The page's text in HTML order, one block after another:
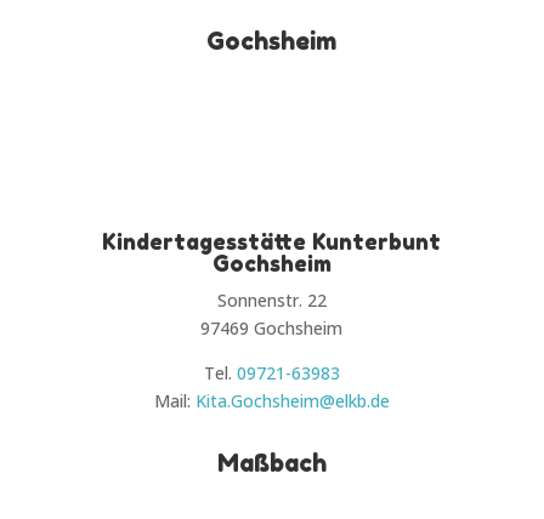
Gochsheim
Kindertagesstätte Kunterbunt
Gochsheim
Sonnenstr. 22
97469 Gochsheim
Tel. 09721-63983
Mail: Kita.Gochsheim@elkb.de
Maßbach